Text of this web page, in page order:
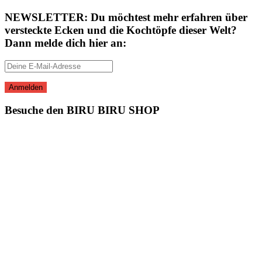
NEWSLETTER: Du möchtest mehr erfahren über
versteckte Ecken und die Kochtöpfe dieser Welt?
Dann melde dich hier an:
Besuche den BIRU BIRU SHOP